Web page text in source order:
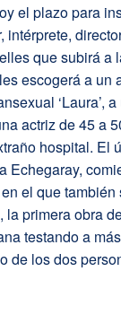
el plazo para
intérprete,
que subirá a
escogerá a un
‘Laura’,
actriz de 45 a
hospital. El
Echegaray,
el que
primera obra
testando a
de los dos